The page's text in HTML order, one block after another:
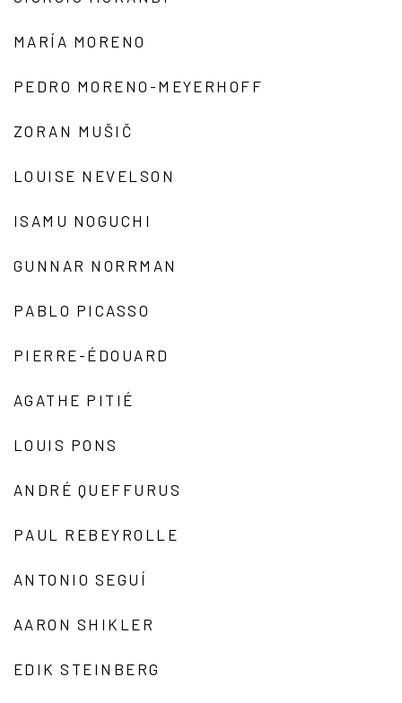
MARÍA MORENO
PEDRO MORENO-MEYERHOFF
ZORAN MUŠIČ
LOUISE NEVELSON
ISAMU NOGUCHI
GUNNAR NORRMAN
PABLO PICASSO
PIERRE-ÉDOUARD
AGATHE PITIÉ
LOUIS PONS
ANDRÉ QUEFFURUS
PAUL REBEYROLLE
ANTONIO SEGUÍ
AARON SHIKLER
EDIK STEINBERG